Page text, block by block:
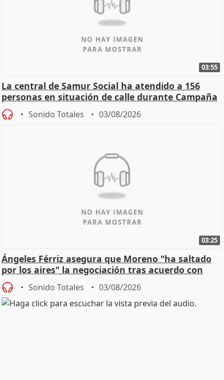
03:55
La central de Samur Social ha atendido a 156
personas en situación de calle durante Campaña
de Calor
Sonido Totales 03/08/2026
03:25
Ángeles Férriz asegura que Moreno "ha saltado
por los aires" la negociación tras acuerdo con
SMA
Sonido Totales 03/08/2026